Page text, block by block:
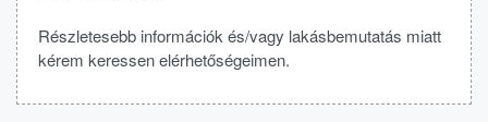
Részletesebb információk és/vagy lakásbemutatás miatt
kérem keressen elérhetőségeimen.